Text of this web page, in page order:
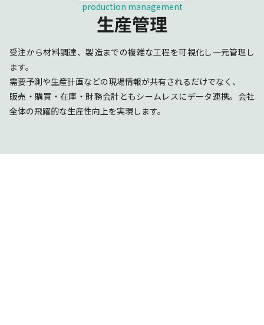
production management
生産管理
受注から材料調達、製造までの複雑な工程を可視化し一元管理し
ます。
需要予測や生産計画などの現場情報が共有されるだけでなく、
販売・購買・在庫・財務会計ともシームレスにデータ連携。会社
全体の飛躍的な生産性向上を実現します。